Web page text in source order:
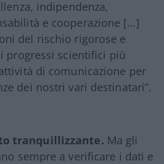
indipendenza,
e cooperazione […]
del rischio rigorose e
progressi scientifici più
di comunicazione per
dei nostri vari destinatari”.
tranquillizzante. Ma gli
sempre a verificare i dati e